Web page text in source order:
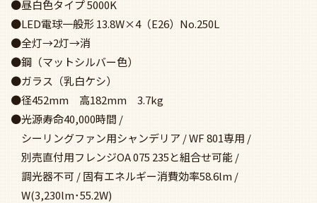
●昼白色タイプ 5000K
●LED電球一般形 13.8W×4（E26）No.250L
●全灯→2灯→消
●鋼（マットシルバー色）
●ガラス（乳白ケシ）
●径452mm 高182mm 3.7kg
●光源寿命40,000時間 /
シーリングファン用シャンデリア / WF 801専用 /
別売直付用フレンジOA 075 235と組合せ可能 /
調光器不可 / 固有エネルギー消費効率58.6lm /
W(3,230lm･55.2W)